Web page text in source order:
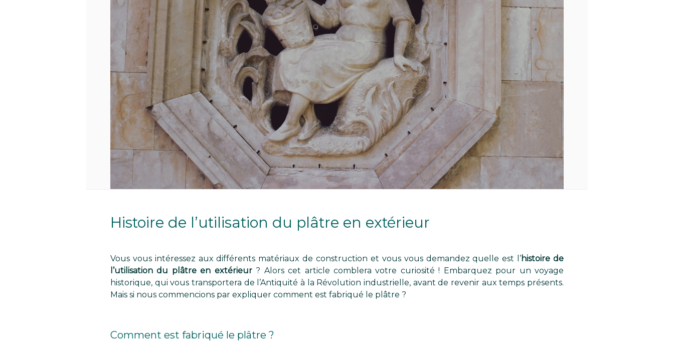
Histoire de l’utilisation du plâtre en extérieur
Vous vous intéressez aux différents matériaux de construction et vous vous demandez quelle est l’histoire de
l’utilisation du plâtre en extérieur? Alors cet article comblera votre curiosité ! Embarquez pour un voyage
historique, qui vous transportera de l’Antiquité à la Révolution industrielle, avant de revenir aux temps présents.
Mais si nous commencions par expliquer comment est fabriqué le plâtre ?
Comment est fabriqué le plâtre ?